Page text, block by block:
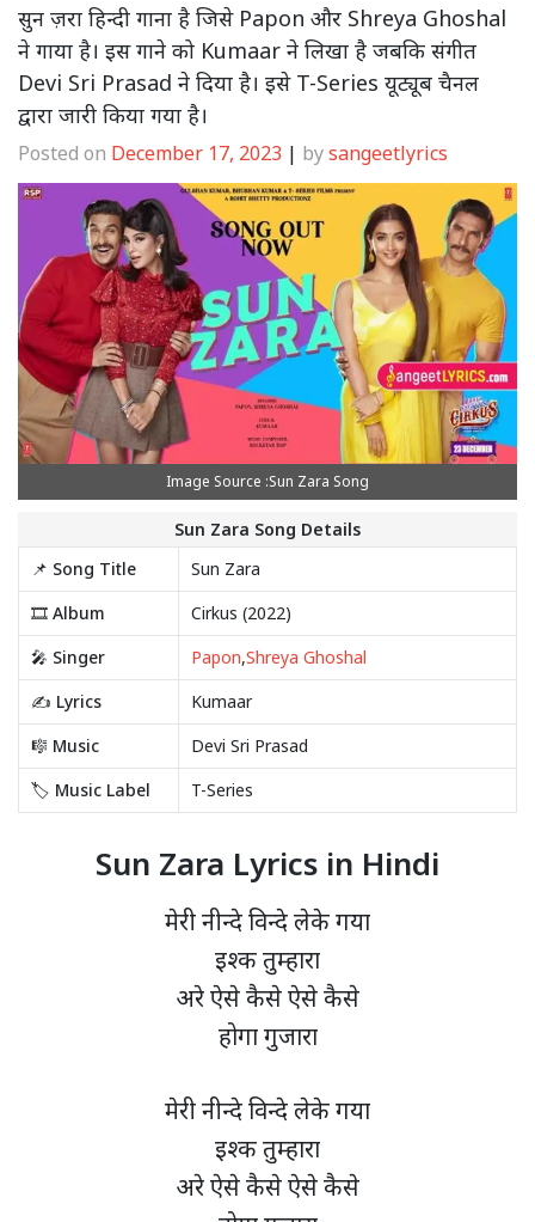
सुन ज़रा हिन्दी गाना है जिसे Papon और Shreya Ghoshal
ने गाया है। इस गाने को Kumaar ने लिखा है जबकि संगीत
Devi Sri Prasad ने दिया है। इसे T-Series यूट्यूब चैनल
द्वारा जारी किया गया है।
Posted on December 17, 2023 | bysangeetlyrics
Image Source :Sun Zara Song
Sun Zara Song Details
📌 Song Title
Sun Zara
🎞️ Album
Cirkus (2022)
🎤 Singer
Papon,Shreya Ghoshal
✍️ Lyrics
Kumaar
🎼 Music
Devi Sri Prasad
🏷️ Music Label
T-Series
Sun Zara Lyrics in Hindi
मेरी नीन्दे विन्दे लेके गया
इश्क तुम्हारा
अरे ऐसे कैसे ऐसे कैसे
होगा गुजारा
मेरी नीन्दे विन्दे लेके गया
इश्क तुम्हारा
अरे ऐसे कैसे ऐसे कैसे